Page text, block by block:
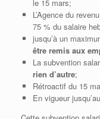
le 15 mars;
L’Agence du
75 % du salaire
jusqu’à un
être remis aux
La subvention
rien d’autre;
Rétroactif du 15
En vigueur